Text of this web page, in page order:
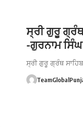
ਸ੍ਰੀ ਗੁਰੂ ਗ੍ਰੰਥ
-ਗੁਰਨਾਮ ਸਿੰਘ
ਸ੍ਰੀ ਗੁਰੂ ਗ੍ਰੰਥ ਸਾਹਿਬ